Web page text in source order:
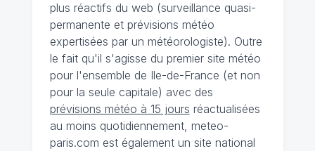
plus réactifs du web (surveillance quasi-
permanente et prévisions météo
expertisées par un météorologiste). Outre
le fait qu'il s'agisse du premier site météo
pour l'ensemble de Ile-de-France (et non
pour la seule capitale) avec des
prévisions météo à 15 jours réactualisées
au moins quotidiennement, meteo-
paris.com est également un site national